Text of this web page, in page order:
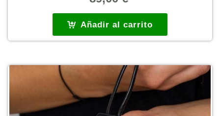
Añadir al carrito